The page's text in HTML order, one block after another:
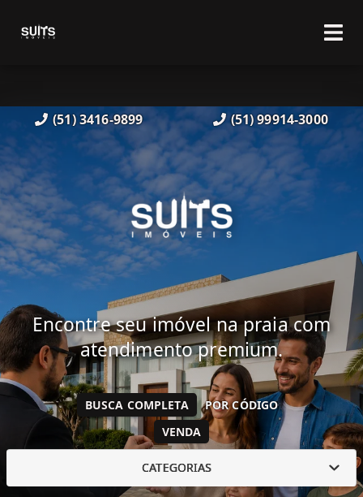
(51) 3416-9899 (51) 99914-3000
Encontre seu imóvel na praia com
atendimento premium.
VENDA
BUSCA COMPLETA POR CÓDIGO
CATEGORIAS